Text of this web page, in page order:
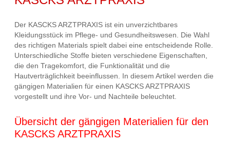
Der KASCKS ARZTPRAXIS ist ein unverzichtbares
Kleidungsstück im Pflege- und Gesundheitswesen. Die Wahl
des richtigen Materials spielt dabei eine entscheidende Rolle.
Unterschiedliche Stoffe bieten verschiedene Eigenschaften,
die den Tragekomfort, die Funktionalität und die
Hautverträglichkeit beeinflussen. In diesem Artikel werden die
gängigen Materialien für einen KASCKS ARZTPRAXIS
vorgestellt und ihre Vor- und Nachteile beleuchtet.
Übersicht der gängigen Materialien für den
KASCKS ARZTPRAXIS